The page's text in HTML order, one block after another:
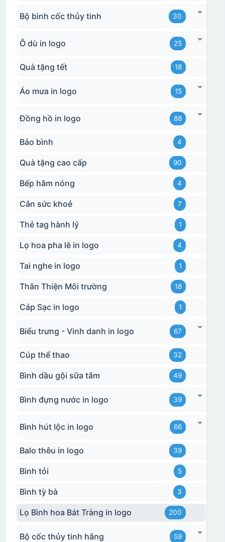
Hộp xi ly sứ
Bộ bình cốc thủy tinh 30
Ô dù in logo 25
Quà tặng tết 18
Áo mưa in logo 15
Đồng hồ in logo 88
Bảo bình 4
Quà tặng cao cấp 90
Bếp hâm nóng 4
Cân sức khoẻ 7
Thẻ tag hành lý 1
Lọ hoa pha lê in logo 4
Tai nghe in logo 1
Thân Thiện Môi trường 18
Cáp Sạc in logo 1
Biểu trưng - Vinh danh in logo 67
Cúp thể thao 32
Bình dầu gội sữa tắm 49
Bình đựng nước in logo 39
Bình hút lộc in logo 66
Balo thêu in logo 39
Bình tỏi 5
Bình tỳ bà 3
Lọ Bình hoa Bát Tràng in logo 200
Bộ cốc thủy tinh hãng 59